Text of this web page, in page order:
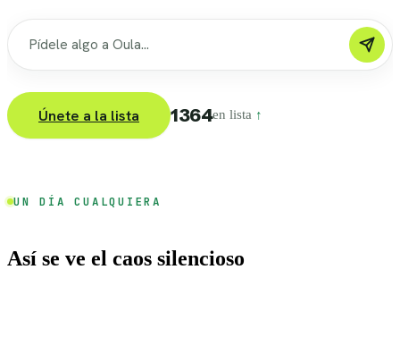
Únete a la lista 1364en lista ↑
UN DÍA CUALQUIERA
Así se ve el caos silencioso